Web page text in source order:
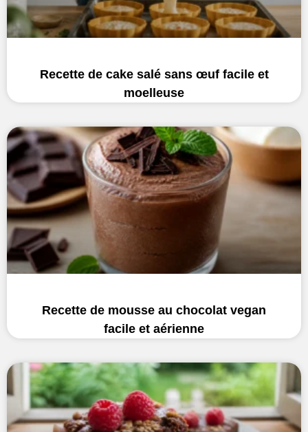
Recette de cake salé sans œuf facile et
moelleuse
Recette de mousse au chocolat vegan
facile et aérienne